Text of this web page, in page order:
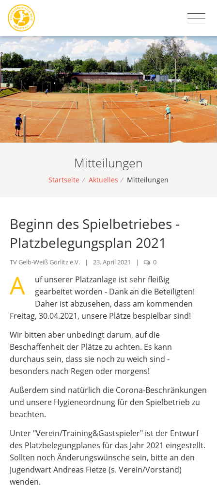
Mitteilungen
Startseite / Aktuelles / Mitteilungen
Beginn des Spielbetriebes -
Platzbelegungsplan 2021
TV Gelb-Weiß Görlitz e.V. | 23. April 2021 | 0
A
uf unserer Platzanlage ist sehr fleißig
gearbeitet worden - Dank an die Beteiligten!
Daher ist abzusehen, dass am kommenden
Freitag, 30.04.2021, unsere Plätze bespielbar sind!
Wir bitten aber unbedingt darum, auf die
Beschaffenheit der Plätze zu achten. Es kann
durchaus sein, dass sie noch zu weich sind -
besonders nach Regen oder morgens!
Außerdem sind natürlich die Corona-Beschränkungen
und unsere Hygieneordnung für den Spielbetrieb zu
beachten.
Unter "Verein/Training&Gastspieler" ist der Entwurf
des Platzbelegungplanes für das Jahr 2021 eingestellt.
Sollten noch Änderungswünsche sein, bitte an den
Jugendwart Andreas Fietze (s. Verein/Vorstand)
wenden.